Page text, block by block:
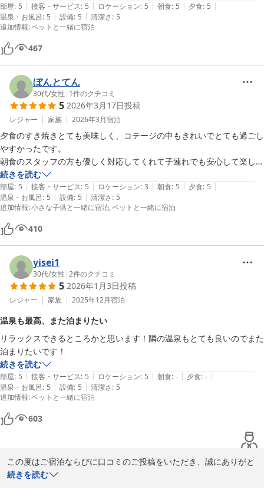
部屋: 5 | 接客・サービス: 5 | ロケーション: 5 | 朝食: 5 | 夕食: 5 |
温泉・お風呂: 5 | 設備: 5 | 清潔さ: 5
追加情報:ペットと一緒に宿泊
467
ぼんとてん
30代/女性 | 1件のクチコミ
5 2026年3月17日投稿
レジャー 家族 2026年3月宿泊
夕食のすき焼きとても美味しく、コテージの中もきれいでとても過ごし
やすかったです。
朝食のスタッフの方も優しく対応してくれて子連れでも安心して楽しま
した。近くの温泉も最高でした。今度は連泊でのんびり過ごしたいで
す。
続きを読む
部屋: 5 | 接客・サービス: 5 | ロケーション: 3 | 朝食: 5 | 夕食: 5 |
温泉・お風呂: 5 | 設備: 5 | 清潔さ: 5
追加情報:小さな子供と一緒に宿泊 ペットと一緒に宿泊
410
yisei1
30代/女性 |2件のクチコミ
5 2026年1月3日投稿
レジャー 家族 2025年12月宿泊
温泉も最高、また泊まりたい
リラックスできるところかと思います！隣の温泉もとても良いのでまた
泊まりたいです！
続きを読む
部屋: 5 | 接客・サービス: 5 | ロケーション: 5 | 朝食: - | 夕食: - |
温泉・お風呂: 5 | 設備: 5 | 清潔さ: 5
追加情報:ペットと一緒に宿泊
603
この度はご宿泊ならびに口コミのご投稿をいただき、誠にありがと
うございます。
続きを読む